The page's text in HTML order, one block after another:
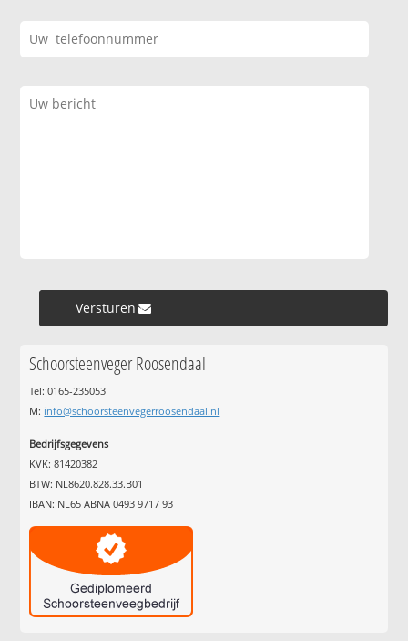
Versturen »
Schoorsteenveger Roosendaal
Tel: 0165-235053
M: info@schoorsteenvegerroosendaal.nl
Bedrijfsgegevens
KVK: 81420382
BTW: NL8620.828.33.B01
IBAN: NL65 ABNA 0493 9717 93